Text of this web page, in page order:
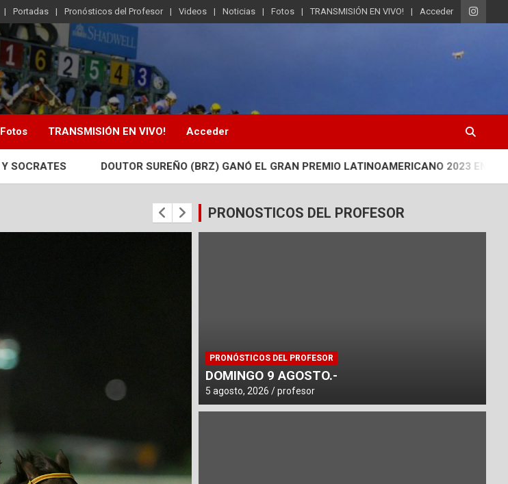
Portadas Pronósticos del Profesor Videos Noticias Fotos TRANSMISIÓN EN VIVO! Acceder
Fotos TRANSMISIÓN EN VIVO! Acceder
DOUTOR SUREÑO (BRZ) GANÓ EL GRAN PREMIO LATINOAMERICANO 2023 EN EL HIPÓDROMO
PRONOSTICOS DEL PROFESOR
PRONÓSTICOS DEL PROFESOR
DOMINGO 9 AGOSTO.-
5 agosto, 2026 profesor